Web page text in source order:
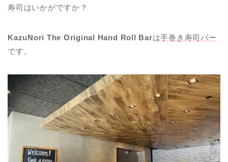
寿司はいかがですか？
KazuNori The Original Hand Roll Barは手巻き寿司バー
です。